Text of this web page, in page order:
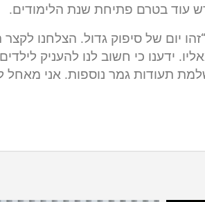
עוד בטרם פתיחת שנת הלימודים.
ידענו כי חשוב לנו להעניק
תעודות גמר נוספות. אני